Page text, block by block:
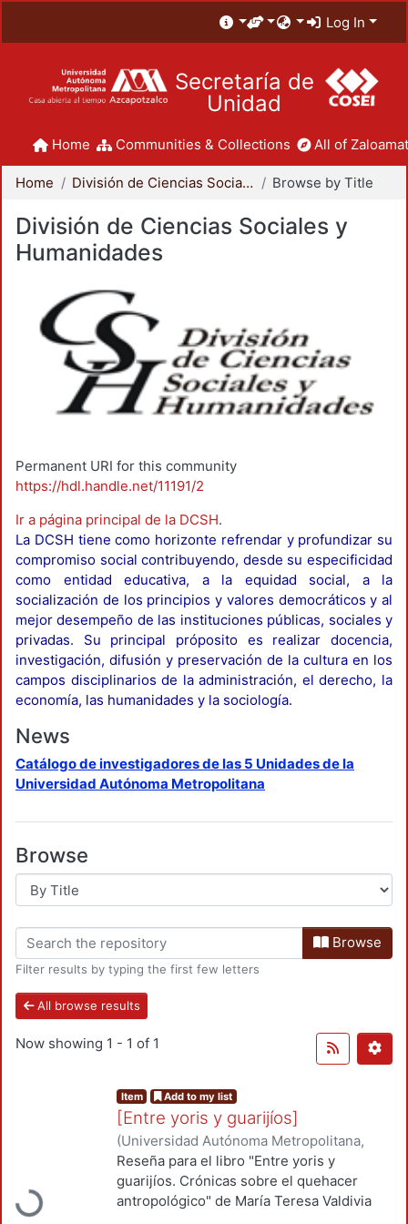
Log In
Secretaría de
Unidad
Home Communities & Collections All of
Home División de Ciencias Sociales y Humanidades Browse by Title
División de Ciencias Sociales y
Humanidades
Permanent URI for this community
https://hdl.handle.net/11191/2
Ir a página principal de la DCSH.
La DCSH tiene como horizonte refrendar y profundizar su
compromiso social contribuyendo, desde su especificidad
como entidad educativa, a la equidad social, a la
socialización de los principios y valores democráticos y al
mejor desempeño de las instituciones públicas, sociales y
privadas. Su principal próposito es realizar docencia,
investigación, difusión y preservación de la cultura en los
campos disciplinarios de la administración, el derecho, la
economía, las humanidades y la sociología.
News
Catálogo de investigadores de las 5 Unidades de la
Universidad Autónoma Metropolitana
Browse
Browse
Filter results by typing the first few letters
All browse results
Now showing 1 - 1 of 1
Loading...
Item Add to my list
[Entre yoris y guarijíos]
(Universidad Autónoma Metropolitana,
Unidad Azcapotzalco, División de Ciencias
Sociales y Humanidades, Departamento
de Humanidades, 2008-06)Arrioja Díaz
Reseña para el libro "Entre yoris y
guarijíos. Crónicas sobre el quehacer
antropológico" de María Teresa Valdivia